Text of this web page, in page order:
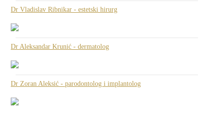
Dr Vladislav Ribnikar - estetski hirurg
Dr Aleksandar Krunić - dermatolog
Dr Zoran Aleksić - parodontolog i implantolog